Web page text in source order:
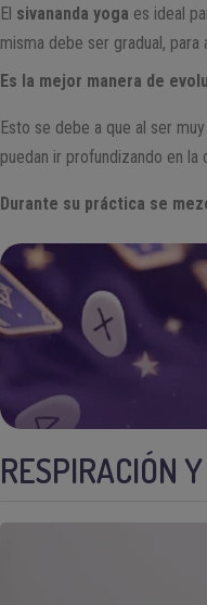
El sivananda yoga es ideal
misma debe ser gradual,
Es la mejor manera de
Esto se debe a que al ser
puedan ir profundizando en la
Durante su práctica se
RESPIRACIÓN